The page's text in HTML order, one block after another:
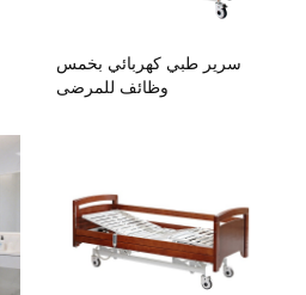
سرير طبي كهربائي بخمس
وظائف للمرضى